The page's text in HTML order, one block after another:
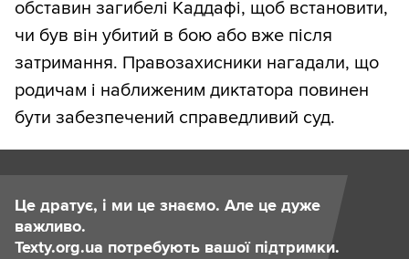
обставин загибелі Каддафі, щоб встановити,
чи був він убитий в бою або вже після
затримання. Правозахисники нагадали, що
родичам і наближеним диктатора повинен
бути забезпечений справедливий суд.
Це дратує, і ми це знаємо. Але це дуже
важливо.
Texty.org.ua потребують вашої підтримки.